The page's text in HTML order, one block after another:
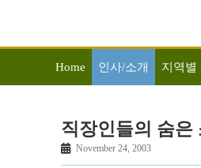
Home 인사/소개 지역별
직장인들의 숨은
November 24, 2003